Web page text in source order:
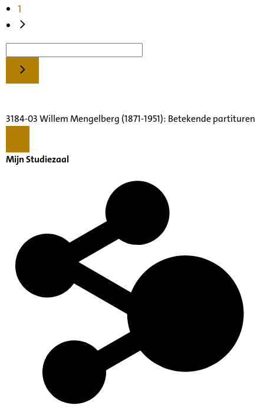
1
3184-03 Willem Mengelberg (1871-1951): Betekende partituren
Mijn Studiezaal